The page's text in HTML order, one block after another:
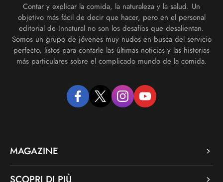
Contar y explicar la comida, la naturaleza y la salud. Un
objetivo más fácil de decir que hacer, pero en el personal
editorial de Innatural no son los desafíos que desalientan.
Somos un grupo de jóvenes muy nudos en busca del servicio
perfecto, listos para contarle las últimas noticias y las historias
más particulares sobre el complicado mundo de la comida.
facebooktwitter instagramyoutube
MAGAZINE
SCOPRI DI PIÙ